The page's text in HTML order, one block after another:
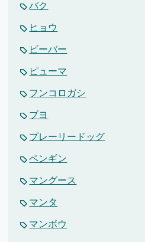
バク
ヒョウ
ビーバー
ピューマ
フンコロガシ
ブヨ
プレーリードッグ
ペンギン
マングース
マンタ
マンボウ